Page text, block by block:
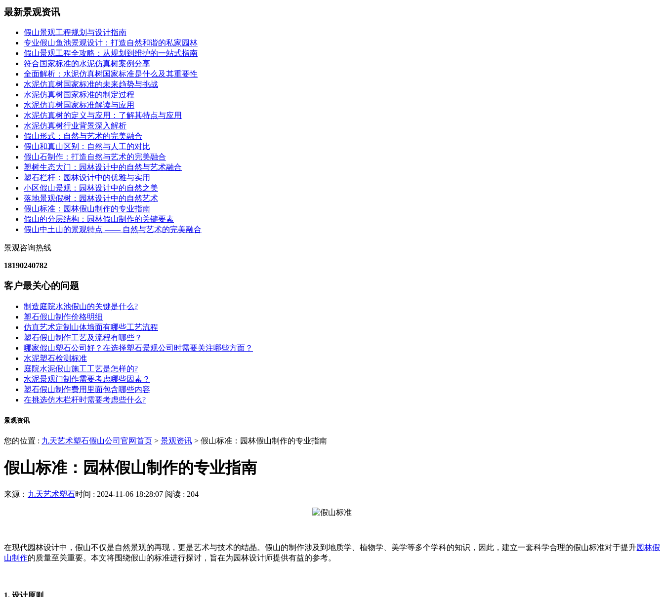
最新景观资讯
假山景观工程规划与设计指南
专业假山鱼池景观设计：打造自然和谐的私家园林
假山景观工程全攻略：从规划到维护的一站式指南
符合国家标准的水泥仿真树案例分享
全面解析：水泥仿真树国家标准是什么及其重要性
水泥仿真树国家标准的未来趋势与挑战
水泥仿真树国家标准的制定过程
水泥仿真树国家标准解读与应用
水泥仿真树的定义与应用：了解其特点与应用
水泥仿真树行业背景深入解析
假山形式：自然与艺术的完美融合
假山和真山区别：自然与人工的对比
假山石制作：打造自然与艺术的完美融合
塑树生态大门：园林设计中的自然与艺术融合
塑石栏杆：园林设计中的优雅与实用
小区假山景观：园林设计中的自然之美
落地景观假树：园林设计中的自然艺术
假山标准：园林假山制作的专业指南
假山的分层结构：园林假山制作的关键要素
假山中土山的景观特点 —— 自然与艺术的完美融合
景观咨询热线
18190240782
客户最关心的问题
制造庭院水池假山的关键是什么?
塑石假山制作价格明细
仿真艺术定制山体墙面有哪些工艺流程
塑石假山制作工艺及流程有哪些？
哪家假山塑石公司好？在选择塑石景观公司时需要关注哪些方面？
水泥塑石检测标准
庭院水泥假山施工工艺是怎样的?
水泥景观门制作需要考虑哪些因素？
塑石假山制作费用里面包含哪些内容
在挑选仿木栏杆时需要考虑些什么?
景观资讯
您的位置 : 九天艺术塑石假山公司官网首页 > 景观资讯 > 假山标准：园林假山制作的专业指南
假山标准：园林假山制作的专业指南
来源： 九天艺术塑石时间 : 2024-11-06 18:28:07 阅读 : 204
在现代园林设计中，假山不仅是自然景观的再现，更是艺术与技术的结晶。假山的制作涉及到地质学、植物学、美学等多个学科的知识，因此，建立一套科学合理的假山标准对于提升园林假
山制作的质量至关重要。本文将围绕假山的标准进行探讨，旨在为园林设计师提供有益的参考。